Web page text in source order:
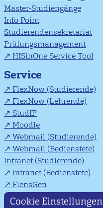
Master-Studiengänge
Info Point
Studierendensekretariat
Prüfungsmanagement
HISinOne Service Tool
Service
FlexNow (Studierende)
FlexNow (Lehrende)
StudIP
Moodle
Webmail (Studierende)
Webmail (Bedienstete)
Intranet (Studierende)
Intranet (Bedienstete)
FlensGen
Cookie Einstellungen